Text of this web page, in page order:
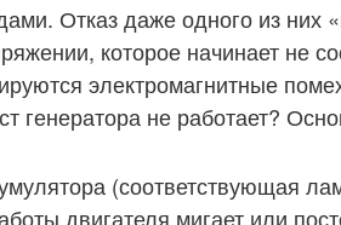
Отказ даже одного из них
которое начинает не
электромагнитные
генератора не работает?
(соответствующая
двигателя мигает или